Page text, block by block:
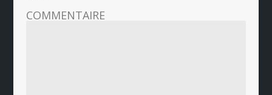
COMMENTAIRE